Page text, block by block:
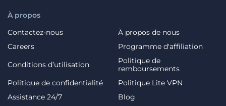
À propos
Contactez-nous
À propos de nous
Careers
Programme d'affiliation
Conditions d’utilisation
Politique de
remboursements
Politique de confidentialité
Politique Lite VPN
Assistance 24/7
Blog